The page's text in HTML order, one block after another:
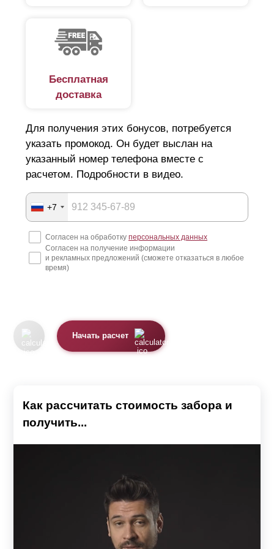
Бесплатная
доставка
Для получения этих бонусов, потребуется
указать промокод. Он будет выслан на
указанный номер телефона вместе с
расчетом. Подробности в видео.
+7
Согласен на обработку персональных данных
Согласен на получение информации
и рекламных предложений (сможете отказаться в любое
время)
Начать расчет
Как рассчитать стоимость забора и
получить...